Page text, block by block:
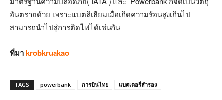
อันตรายด้วย เพราะแบตลิเธียมเมื่อเกิดความร้อนสูงเกินไป
สามารถนำไปสู่การติดไฟได้เช่นกัน
ที่มาkrobkruakao
TAGS powerbank การบินไทย แบตเตอรี่สำรอง